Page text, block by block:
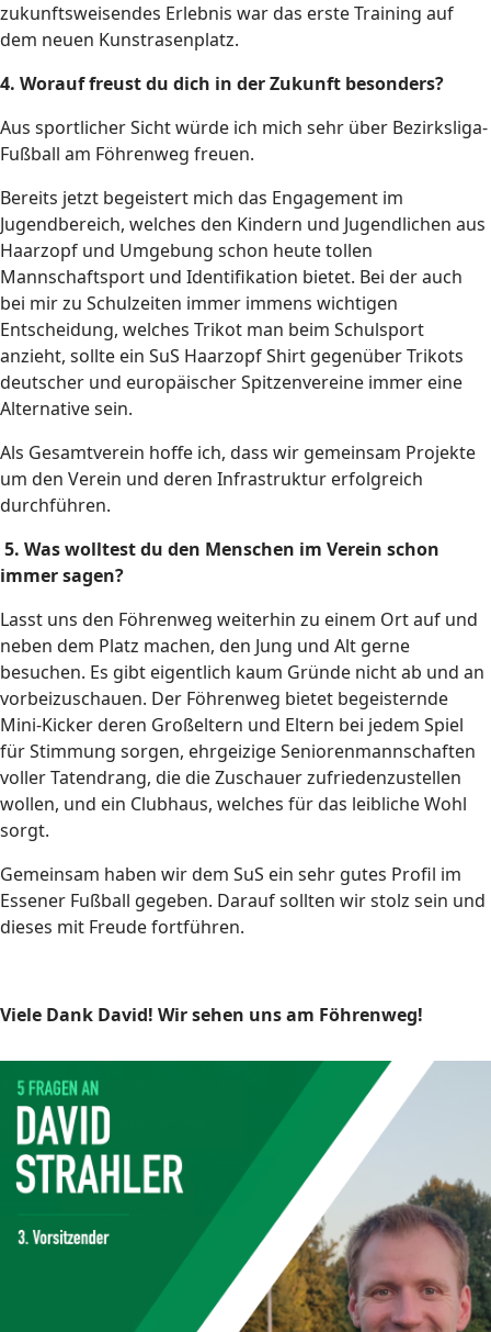
zukunftsweisendes Erlebnis war das erste Training auf
dem neuen Kunstrasenplatz.
4. Worauf freust du dich in der Zukunft besonders?
Aus sportlicher Sicht würde ich mich sehr über Bezirksliga-
Fußball am Föhrenweg freuen.
Bereits jetzt begeistert mich das Engagement im
Jugendbereich, welches den Kindern und Jugendlichen aus
Haarzopf und Umgebung schon heute tollen
Mannschaftsport und Identifikation bietet. Bei der auch
bei mir zu Schulzeiten immer immens wichtigen
Entscheidung, welches Trikot man beim Schulsport
anzieht, sollte ein SuS Haarzopf Shirt gegenüber Trikots
deutscher und europäischer Spitzenvereine immer eine
Alternative sein.
Als Gesamtverein hoffe ich, dass wir gemeinsam Projekte
um den Verein und deren Infrastruktur erfolgreich
durchführen.
5. Was wolltest du den Menschen im Verein schon
immer sagen?
Lasst uns den Föhrenweg weiterhin zu einem Ort auf und
neben dem Platz machen, den Jung und Alt gerne
besuchen. Es gibt eigentlich kaum Gründe nicht ab und an
vorbeizuschauen. Der Föhrenweg bietet begeisternde
Mini-Kicker deren Großeltern und Eltern bei jedem Spiel
für Stimmung sorgen, ehrgeizige Seniorenmannschaften
voller Tatendrang, die die Zuschauer zufriedenzustellen
wollen, und ein Clubhaus, welches für das leibliche Wohl
sorgt.
Gemeinsam haben wir dem SuS ein sehr gutes Profil im
Essener Fußball gegeben. Darauf sollten wir stolz sein und
dieses mit Freude fortführen.
Viele Dank David! Wir sehen uns am Föhrenweg!